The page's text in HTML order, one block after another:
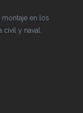
en los
y naval.